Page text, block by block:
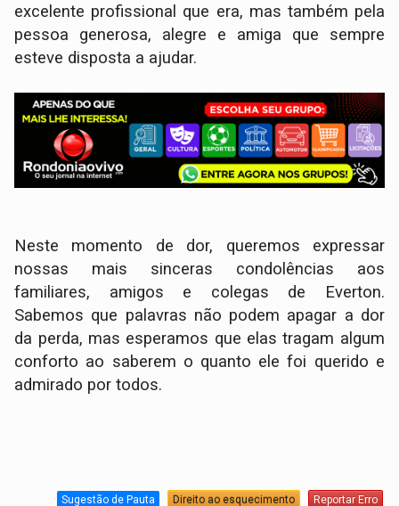
excelente profissional que era, mas também pela
pessoa generosa, alegre e amiga que sempre
esteve disposta a ajudar.
Neste momento de dor, queremos expressar
nossas mais sinceras condolências aos
familiares, amigos e colegas de Everton.
Sabemos que palavras não podem apagar a dor
da perda, mas esperamos que elas tragam algum
conforto ao saberem o quanto ele foi querido e
admirado por todos.
Sugestão de Pauta Direito ao esquecimento Reportar Erro